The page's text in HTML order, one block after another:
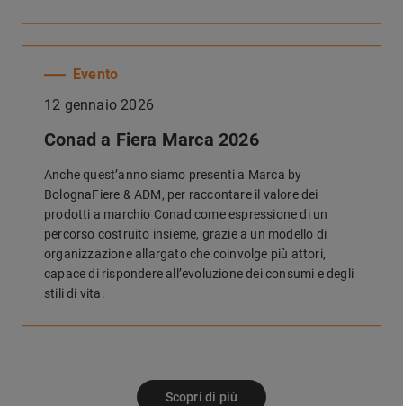
Evento
12 gennaio 2026
Conad a Fiera Marca 2026
Anche quest’anno siamo presenti a Marca by
BolognaFiere & ADM, per raccontare il valore dei
prodotti a marchio Conad come espressione di un
percorso costruito insieme, grazie a un modello di
organizzazione allargato che coinvolge più attori,
capace di rispondere all’evoluzione dei consumi e degli
stili di vita.
Scopri di più